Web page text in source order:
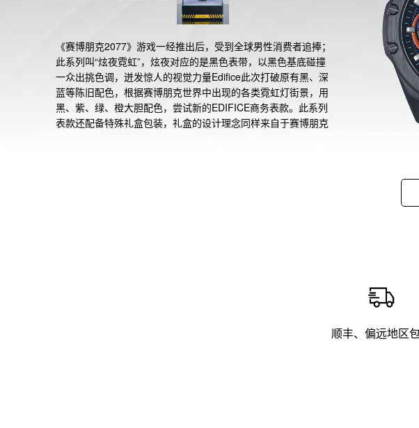
《赛博朋克2077》游戏一经推出后，受到全球男性消费者追捧；
此系列叫“炫夜霓虹”，炫夜对应的是黑色表带，以黑色基底碰撞
一众出挑色调，迸发惊人的视觉力量Edifice此次打破原有黑、深
蓝等陈旧配色，根据赛博朋克世界中出现的各类霓虹灯街景，用
黑、紫、绿、橙大胆配色，尝试新的EDIFICE商务表款。此系列
表款还配备特殊礼盒包装，礼盒的设计理念同样来自于赛博朋克
顺丰、偏远地区